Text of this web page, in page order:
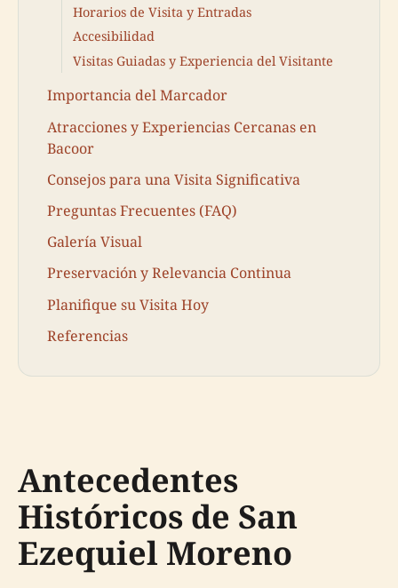
Horarios de Visita y Entradas
Accesibilidad
Visitas Guiadas y Experiencia del Visitante
Importancia del Marcador
Atracciones y Experiencias Cercanas en
Bacoor
Consejos para una Visita Significativa
Preguntas Frecuentes (FAQ)
Galería Visual
Preservación y Relevancia Continua
Planifique su Visita Hoy
Referencias
Antecedentes
Históricos de San
Ezequiel Moreno